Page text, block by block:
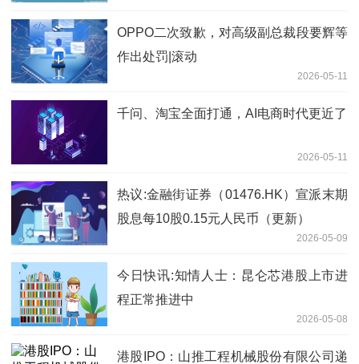
OPPO二次致歉，对高级副总裁段要辉等
作出处罚|滚动
2026-05-11
千问、淘宝全面打通，AI电商时代更近了
2026-05-11
热议:金融街证券（01476.HK）宣派末期
股息每10股0.15元人民币（更新）
2026-05-09
今日快讯:知情人士：昆仑芯港股上市进
程正常推进中
2026-05-08
港股IPO：山推工程机械股份有限公司递